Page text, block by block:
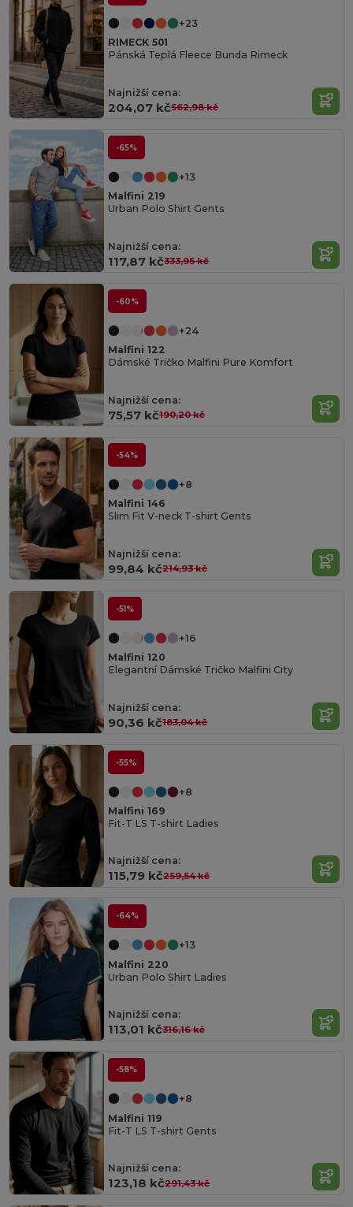
+23
RIMECK 501
Pánská Teplá Fleece Bunda Rimeck
Najnižší cena:
204,07 kč562,98 kč
-65%
+13
Malfini 219
Urban Polo Shirt Gents
Najnižší cena:
117,87 kč333,95 kč
-60%
+24
Malfini 122
Dámské Tričko Malfini Pure Komfort
Najnižší cena:
75,57 kč190,20 kč
-54%
+8
Malfini 146
Slim Fit V-neck T-shirt Gents
Najnižší cena:
99,84 kč214,93 kč
-51%
+16
Malfini 120
Elegantní Dámské Tričko Malfini City
Najnižší cena:
90,36 kč183,04 kč
-55%
+8
Malfini 169
Fit-T LS T-shirt Ladies
Najnižší cena:
115,79 kč259,54 kč
-64%
+13
Malfini 220
Urban Polo Shirt Ladies
Najnižší cena:
113,01 kč316,16 kč
-58%
+8
Malfini 119
Fit-T LS T-shirt Gents
Najnižší cena:
123,18 kč291,43 kč